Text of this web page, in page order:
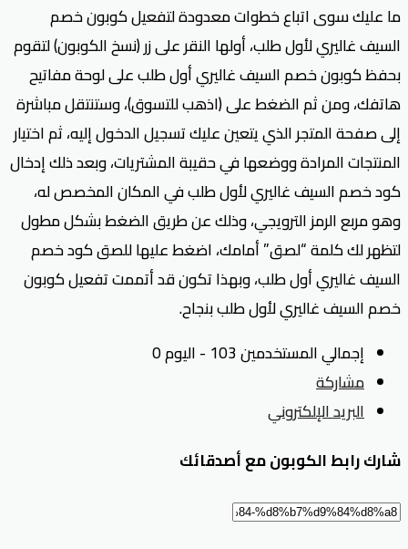
ما عليك سوى اتباع خطوات معدودة لتفعيل كوبون خصم
السيف غاليري لأول طلب، أولها النقر على زر (نسخ الكوبون) لتقوم
بحفظ كوبون خصم السيف غاليري أول طلب على لوحة مفاتيح
هاتفك، ومن ثم الضغط على (اذهب للتسوق)، وستنتقل مباشرة
إلى صفحة المتجر الذي يتعين عليك تسجيل الدخول إليه، ثم اختيار
المنتجات المرادة ووضعها في حقيبة المشتريات، وبعد ذلك إدخال
كود خصم السيف غاليري لأول طلب في المكان المخصص له،
وهو مربع الرمز الترويجي، وذلك عن طريق الضغط بشكل مطول
لتظهر لك كلمة “لصق” أمامك، اضغط عليها للصق كود خصم
السيف غاليري أول طلب، وبهذا تكون قد أتممت تفعيل كوبون
خصم السيف غاليري لأول طلب بنجاح.
إجمالي المستخدمين 103 - اليوم 0
مشاركة
البريد الإلكتروني
شارك رابط الكوبون مع أصدقائك